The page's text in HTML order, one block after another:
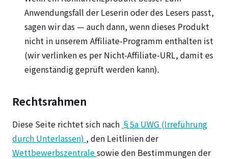
Anwendungsfall der Leserin oder des Lesers passt,
sagen wir das — auch dann, wenn dieses Produkt
nicht in unserem Affiliate-Programm enthalten ist
(wir verlinken es per Nicht-Affiliate-URL, damit es
eigenständig geprüft werden kann).
Rechtsrahmen
Diese Seite richtet sich nach §5a UWG (Irreführung
durch Unterlassen) , den Leitlinien der
Wettbewerbszentralesowie den Bestimmungen der